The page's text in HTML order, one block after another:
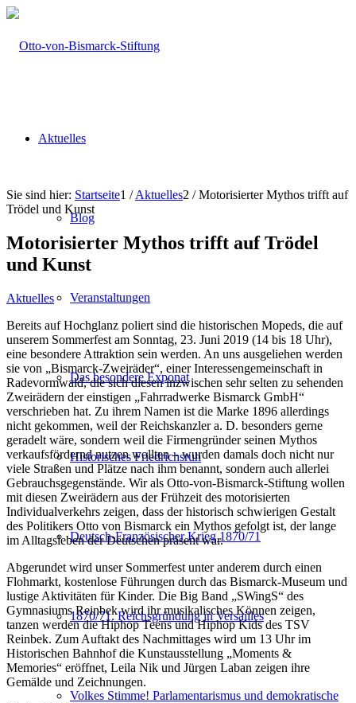
Aktuelles
Blog
Veranstaltungen
Das besondere Exponat
Historisches Friedrichsruh
Deutsch-Französischer Krieg 1870/71
1870/71. Reichsgründung in Versailles
Volkes Stimme! Parlamentarismus und demokratische
Sie sind hier: Startseite1 / Aktuelles2 / Motorisierter Mythos trifft auf
Trödel und Kunst
Motorisierter Mythos trifft auf Trödel
und Kunst
Aktuelles
Bereits auf Hochglanz poliert sind die historischen Mopeds, die auf
unserem Sommerfest am Sonntag, 23. Juni 2019 (14 bis 18 Uhr),
eine besondere Attraktion sein werden. An uns ausgeliehen werden
sie von „Bismarck-Zweiräder“, einer Interessengemeinschaft in
Radevormwald, die sich diesen inzwischen sehr selten zu sehenden
Zweirädern der einstigen „Fahrradwerke Bismarck GmbH“
verschrieben hat. Zu ihrem Namen ist die Marke 1896 allerdings
nicht gekommen, weil der Reichskanzler a. D. besonders gerne
geradelt wäre, sondern weil die Firmengründer seinen Mythos
verkaufsfördernd nutzen wollten – wurden damals doch nicht nur
viele Straßen und Plätze nach ihm benannt, sondern auch allerlei
Gebrauchsgegenstände. Wir als Otto-von-Bismarck-Stiftung wollen
mit diesen Zweirädern aus der Frühzeit des motorisierten
Individualverkehrs zeigen, dass der historisch schwierigen Gestalt
des Politikers Otto von Bismarck ein Mythos gefolgt ist, der lange
im Alltagsleben der Deutschen präsent war.
Abgerundet wird unser Sommerfest unter anderem durch einen
Flohmarkt, kostenlose Führungen durch das Bismarck-Museum und
lustige Aktivitäten für Kinder. Die Big Band „SWingS“ des
Gymnasiums Reinbek wird ihr musikalisches Können zeigen,
tanzen werden die Hiphop Teens und Hiphop Kids des TSV
Reinbek. Zum Auftakt des Nachmittages wird um 13 Uhr im
Historischen Bahnhof die Kunstausstellung „Moments &
Memories“ eröffnet, Leila Nik und Jürgen Laban zeigen ihre
Gemälde und Zeichnungen.